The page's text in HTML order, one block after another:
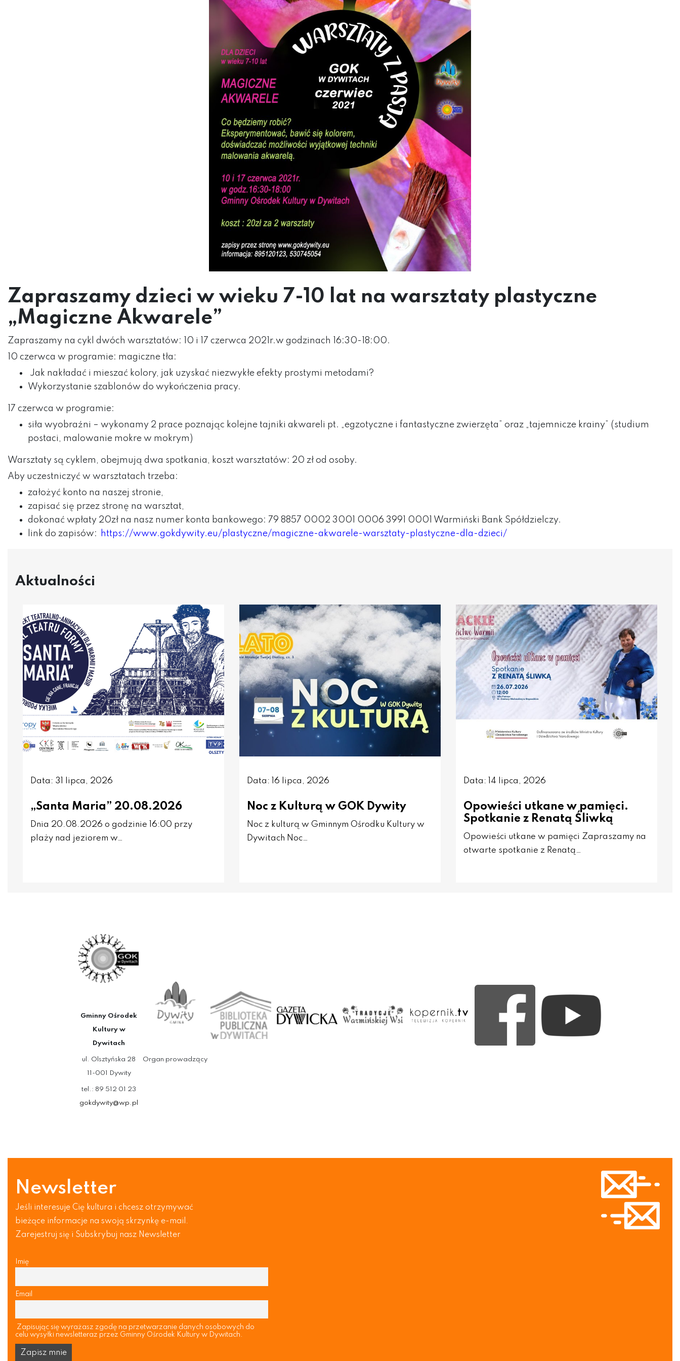
Zapraszamy dzieci w wieku 7-10 lat na warsztaty plastyczne
„Magiczne Akwarele”
Zapraszamy na cykl dwóch warsztatów: 10 i 17 czerwca 2021r.w godzinach 16:30-18:00.
10 czerwca w programie: magiczne tła:
Jak nakładać i mieszać kolory, jak uzyskać niezwykłe efekty prostymi metodami?
Wykorzystanie szablonów do wykończenia pracy.
17 czerwca w programie:
siła wyobraźni – wykonamy 2 prace poznając kolejne tajniki akwareli pt. „egzotyczne i fantastyczne zwierzęta” oraz „tajemnicze krainy” (studium
postaci, malowanie mokre w mokrym)
Warsztaty są cyklem, obejmują dwa spotkania, koszt warsztatów: 20 zł od osoby.
Aby uczestniczyć w warsztatach trzeba:
założyć konto na naszej stronie,
zapisać się przez stronę na warsztat,
dokonać wpłaty 20zł na nasz numer konta bankowego: 79 8857 0002 3001 0006 3991 0001 Warmiński Bank Spółdzielczy.
link do zapisów:
https://www.gokdywity.eu/plastyczne/magiczne-akwarele-warsztaty-plastyczne-dla-dzieci/
Aktualności
Data: 31 lipca, 2026
„Santa Maria” 20.08.2026
Dnia 20.08.2026 o godzinie 16:00 przy
plaży nad jeziorem w…
Data: 16 lipca, 2026
Noc z Kulturą w GOK Dywity
Noc z kulturą w Gminnym Ośrodku Kultury w
Dywitach Noc…
Data: 14 lipca, 2026
Opowieści utkane w pamięci.
Spotkanie z Renatą Śliwką
Opowieści utkane w pamięci Zapraszamy na
otwarte spotkanie z Renatą…
Gminny Ośrodek
Kultury w
Dywitach
ul. Olsztyńska 28
11-001 Dywity
tel.: 89 512 01 23
gokdywity@wp.pl
Organ prowadzący
Newsletter
Jeśli interesuje Cię kultura i chcesz otrzymywać
bieżące informacje na swoją skrzynkę e-mail.
Zarejestruj się i Subskrybuj nasz Newsletter
Imię
Email
Zapisując się wyrażasz zgodę na przetwarzanie danych osobowych do
celu wysyłki newsletteraz przez Gminny Ośrodek Kultury w Dywitach.